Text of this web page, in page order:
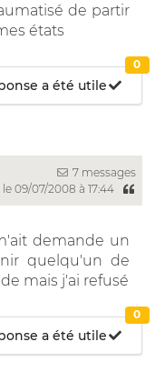
de partir
états
a été utile
0
7 messages
le 09/07/2008 à 17:44
demande un
quelqu'un de
mais j'ai refusé
a été utile
0